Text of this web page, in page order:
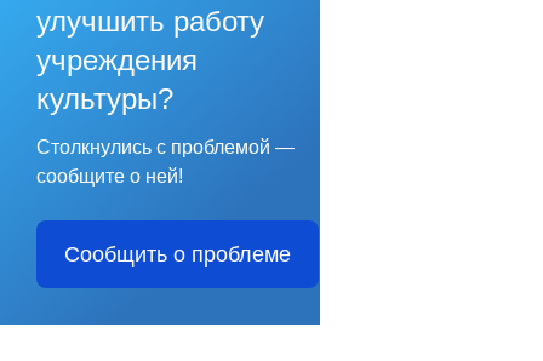
улучшить работу
учреждения
культуры?
Столкнулись с проблемой —
сообщите о ней!
Сообщить о проблеме